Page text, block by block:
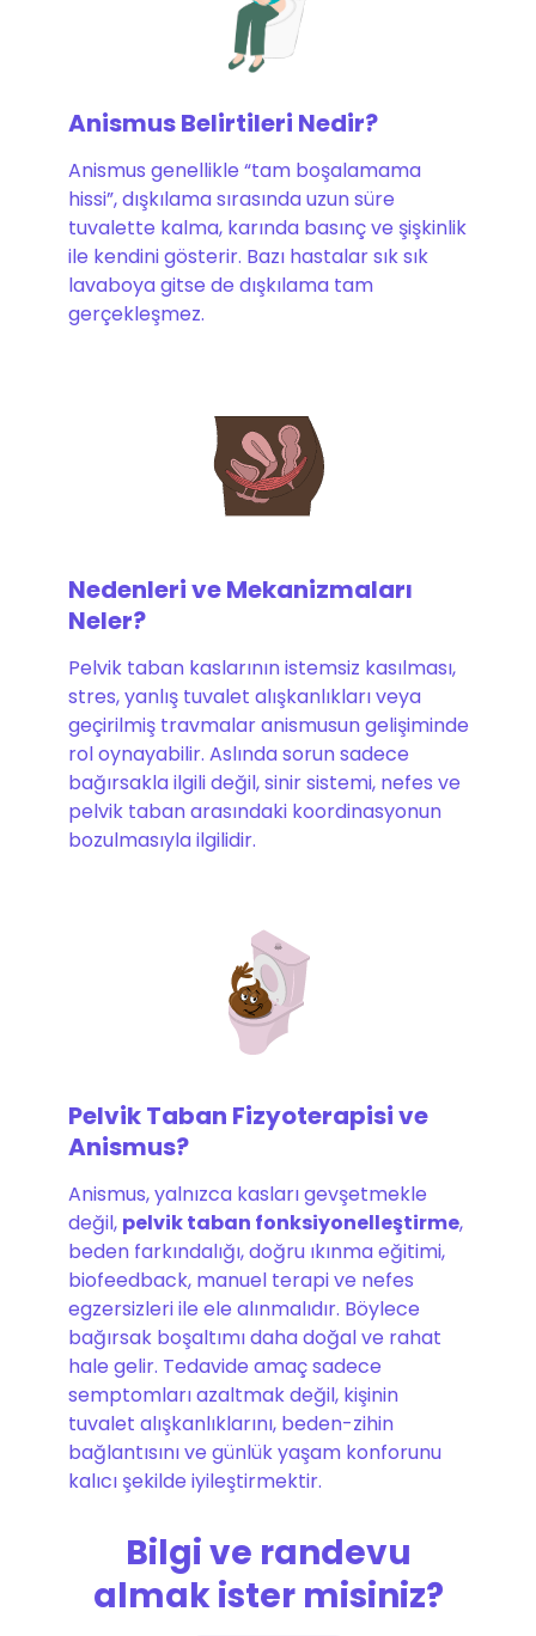
Anismus Belirtileri Nedir?
Anismus genellikle “tam boşalamama
hissi”, dışkılama sırasında uzun süre
tuvalette kalma, karında basınç ve şişkinlik
ile kendini gösterir. Bazı hastalar sık sık
lavaboya gitse de dışkılama tam
gerçekleşmez.
Nedenleri ve Mekanizmaları
Neler?
Pelvik taban kaslarının istemsiz kasılması,
stres, yanlış tuvalet alışkanlıkları veya
geçirilmiş travmalar anismusun gelişiminde
rol oynayabilir. Aslında sorun sadece
bağırsakla ilgili değil, sinir sistemi, nefes ve
pelvik taban arasındaki koordinasyonun
bozulmasıyla ilgilidir.
Pelvik Taban Fizyoterapisi ve
Anismus?
Anismus, yalnızca kasları gevşetmekle
değil, pelvik taban fonksiyonelleştirme,
beden farkındalığı, doğru ıkınma eğitimi,
biofeedback, manuel terapi ve nefes
egzersizleri ile ele alınmalıdır. Böylece
bağırsak boşaltımı daha doğal ve rahat
hale gelir. Tedavide amaç sadece
semptomları azaltmak değil, kişinin
tuvalet alışkanlıklarını, beden-zihin
bağlantısını ve günlük yaşam konforunu
kalıcı şekilde iyileştirmektir.
Bilgi ve randevu
almak ister misiniz?